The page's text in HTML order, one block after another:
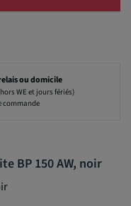
ou domicile
WE et jours fériés)
commande
BP 150 AW, noir